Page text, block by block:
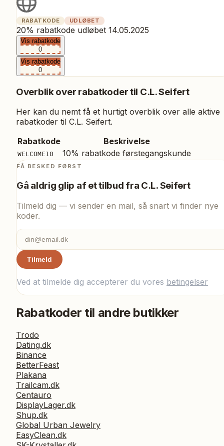
RABATKODE UDLØBET
20% rabatkode udløbet 14.05.2025
Vis rabatkode
0
Vis rabatkode
0
Overblik over rabatkoder til C.L. Seifert
Her kan du nemt få et hurtigt overblik over alle aktive
rabatkoder til C.L. Seifert.
Rabatkode
Beskrivelse
WELCOME10 10% rabatkode førstegangskunde
FÅ BESKED FØRST
Gå aldrig glip af et tilbud fra C.L. Seifert
Tilmeld dig — vi sender en mail, så snart vi finder nye
koder.
Tilmeld
Ved at tilmelde dig accepterer du vores betingelser
Rabatkoder til andre butikker
Trodo
Dating.dk
Binance
BetterFeast
Plakana
Trailcam.dk
Centauro
DisplayLager.dk
Shup.dk
Global Urban Jewelry
EasyClean.dk